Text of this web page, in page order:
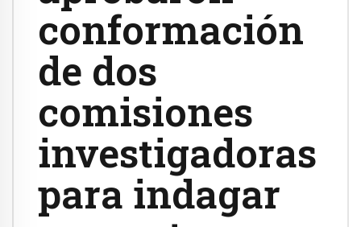
conformación
de dos
comisiones
investigadoras
para indagar